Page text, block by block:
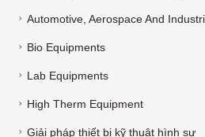
Automotive, Aerospace And
Bio Equipments
Lab Equipments
High Therm Equipment
Giải pháp thiết bị kỹ thuật hình sự